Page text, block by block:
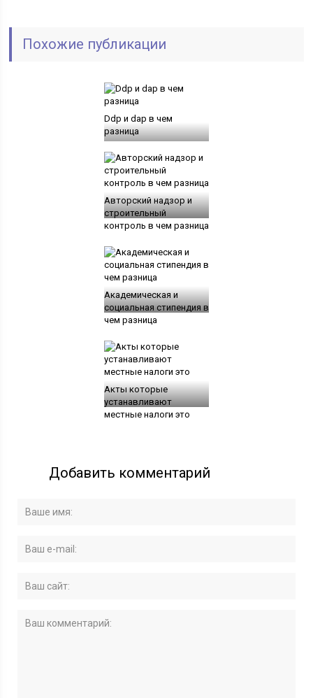
Похожие публикации
Ddp и dap в чем
разница
Авторский надзор и
строительный
контроль в чем разница
Академическая и
социальная стипендия в
чем разница
Акты которые
устанавливают
местные налоги это
Добавить комментарий